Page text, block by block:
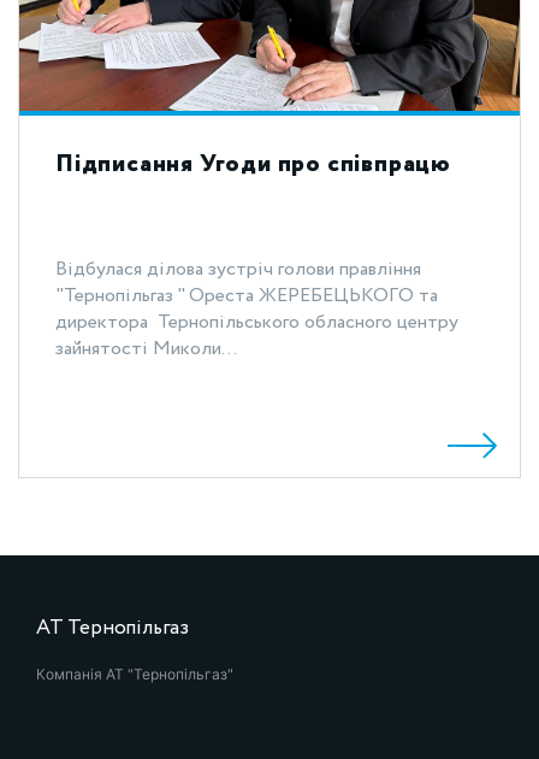
Підписання Угоди про співпрацю
Відбулася ділова зустріч голови правління
"Тернопільгаз " Ореста ЖЕРЕБЕЦЬКОГО та
директора Тернопільського обласного центру
зайнятості Миколи...
АТ Тернопільгаз
Компанія АТ "Тернопільгаз"